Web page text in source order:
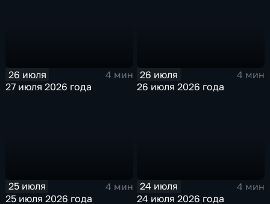
26 июля
4 мин
27 июля 2026 года
26 июля
4 мин
26 июля 2026 года
25 июля
4 мин
25 июля 2026 года
24 июля
4 мин
24 июля 2026 года